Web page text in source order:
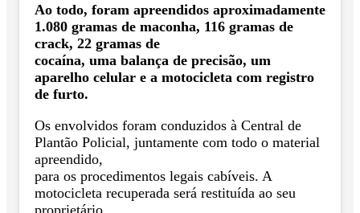
Ao todo, foram apreendidos aproximadamente
1.080 gramas de maconha, 116 gramas de
crack, 22 gramas de
cocaína, uma balança de precisão, um
aparelho celular e a motocicleta com registro
de furto.
Os envolvidos foram conduzidos à Central de
Plantão Policial, juntamente com todo o material
apreendido,
para os procedimentos legais cabíveis. A
motocicleta recuperada será restituída ao seu
proprietário.